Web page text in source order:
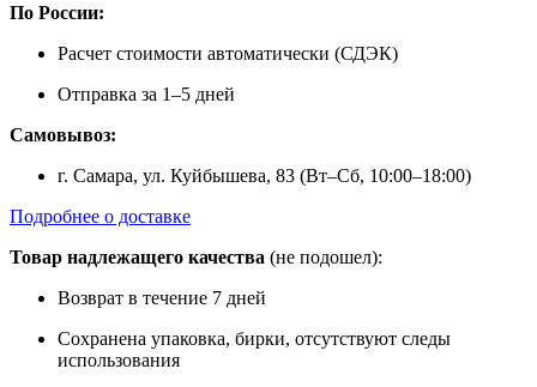
По России:
Расчет стоимости автоматически (СДЭК)
Отправка за 1–5 дней
Самовывоз:
г. Самара, ул. Куйбышева, 83 (Вт–Сб, 10:00–18:00)
Подробнее о доставке
Товар надлежащего качества (не подошел):
Возврат в течение 7 дней
Сохранена упаковка, бирки, отсутствуют следы
использования